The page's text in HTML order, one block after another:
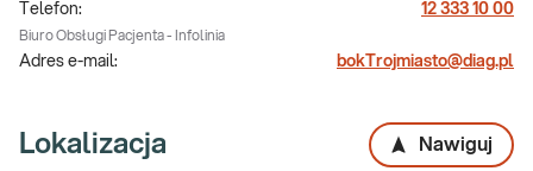
Telefon: 12 333 10 00
Biuro Obsługi Pacjenta - Infolinia
Adres e-mail: bokTrojmiasto@diag.pl
Lokalizacja Nawiguj